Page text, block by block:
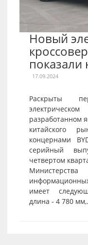
Новый
показали
17.09.2024
Раскрыты
разработанном
китайского
концернами
серийный
четвертом
имеет
длина - 4 780